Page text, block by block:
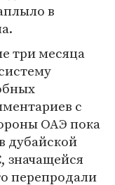
в
три месяца
с
ОАЭ пока
дубайской
значащейся
перепродали